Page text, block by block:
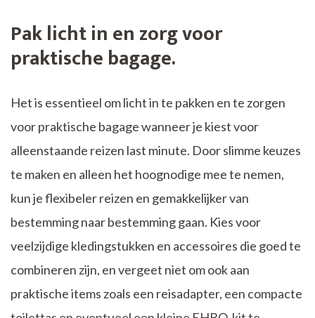
Pak licht in en zorg voor
praktische bagage.
Het is essentieel om licht in te pakken en te zorgen
voor praktische bagage wanneer je kiest voor
alleenstaande reizen last minute. Door slimme keuzes
te maken en alleen het hoognodige mee te nemen,
kun je flexibeler reizen en gemakkelijker van
bestemming naar bestemming gaan. Kies voor
veelzijdige kledingstukken en accessoires die goed te
combineren zijn, en vergeet niet om ook aan
praktische items zoals een reisadapter, een compacte